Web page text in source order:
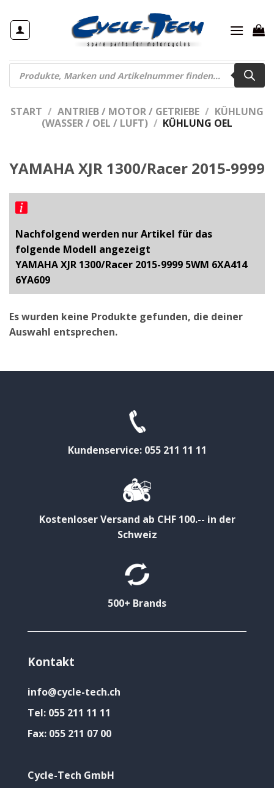
Inhalt
springen
Products
search
START / ANTRIEB / MOTOR / GETRIEBE / KÜHLUNG
(WASSER / OEL / LUFT) / KÜHLUNG OEL
YAMAHA XJR 1300/Racer 2015-9999
Nachfolgend werden nur Artikel für das
folgende Modell angezeigt
YAMAHA XJR 1300/Racer 2015-9999 5WM 6XA414
6YA609
Es wurden keine Produkte gefunden, die deiner
Auswahl entsprechen.
Kundenservice: 055 211 11 11
Kostenloser Versand ab CHF 100.-- in der
Schweiz
500+ Brands
Kontakt
info@cycle-tech.ch
Tel: 055 211 11 11
Fax: 055 211 07 00
Cycle-Tech GmbH